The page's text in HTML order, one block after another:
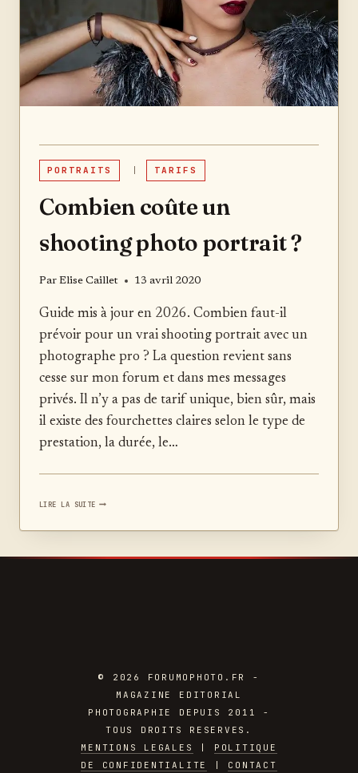
PORTRAITS TARIFS
Combien coûte un
shooting photo portrait ?
Par Elise Caillet 13 avril 2020
Guide mis à jour en 2026. Combien faut-il
prévoir pour un vrai shooting portrait avec un
photographe pro ? La question revient sans
cesse sur mon forum et dans mes messages
privés. Il n’y a pas de tarif unique, bien sûr, mais
il existe des fourchettes claires selon le type de
prestation, la durée, le…
LIRE LA SUITECOMBIEN
PORTRAIT
© 2026 FORUMOPHOTO.FR -
MAGAZINE EDITORIAL
PHOTOGRAPHIE DEPUIS 2011 -
TOUS DROITS RESERVES.
MENTIONS LEGALES
POLITIQUE
DE CONFIDENTIALITE
CONTACT